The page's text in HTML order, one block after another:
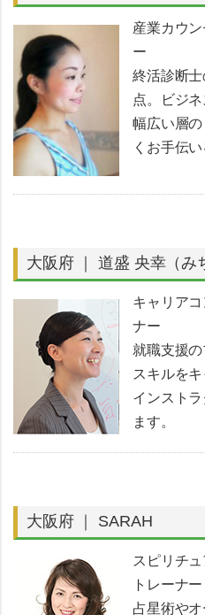
産業カウ
ー
終活診断
点。ビジ
幅広い層
くお手伝い
大阪府 ｜ 道盛 央幸（み
キャリア
ナー
就職支援
スキルを
インスト
ます。
大阪府 ｜ SARAH
スピリチ
トレーナー
占星術や